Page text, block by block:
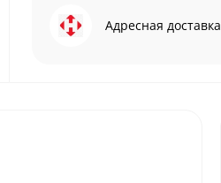
Адресная доставка